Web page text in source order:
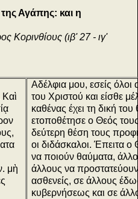
Αγάπης: και η
Κορινθίους (ιβ' 27 - ιγ'
Καὶ
μὴ
Αδέλφια μου, εσείς όλοι
του Χριστού και είσθε
καθένας έχει τη δική
ετοποθέτησε ο Θεός
δεύτερη θέση τους
οι διδάσκαλοι. Έπειτα
να ποιούν θαύματα,
άλλους να
ασθενείς, σε άλλους
κυβερνήσεως και σε